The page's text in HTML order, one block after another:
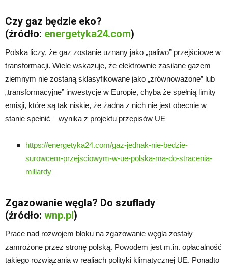
Czy gaz będzie eko?
(źródło: energetyka24.com)
Polska liczy, że gaz zostanie uznany jako „paliwo” przejściowe w
transformacji. Wiele wskazuje, że elektrownie zasilane gazem
ziemnym nie zostaną sklasyfikowane jako „zrównoważone” lub
„transformacyjne” inwestycje w Europie, chyba że spełnią limity
emisji, które są tak niskie, że żadna z nich nie jest obecnie w
stanie spełnić – wynika z projektu przepisów UE
https://energetyka24.com/gaz-jednak-nie-bedzie-
surowcem-przejsciowym-w-ue-polska-ma-do-stracenia-
miliardy
Zgazowanie węgla? Do szuflady
(źródło: wnp.pl)
Prace nad rozwojem bloku na zgazowanie węgla zostały
zamrożone przez stronę polską. Powodem jest m.in. opłacalność
takiego rozwiązania w realiach polityki klimatycznej UE. Ponadto